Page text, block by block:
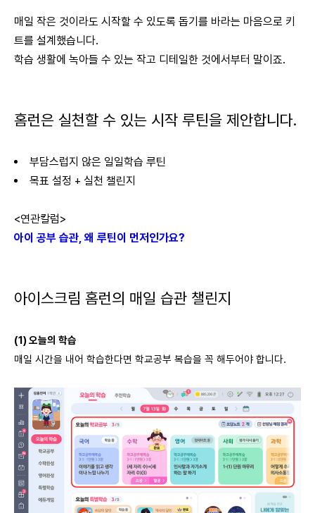
매일 작은 것이라도 시작할 수 있도록 돕기를 바라는 마음으로 키
트를 설계했습니다.
학습 생활에 녹아들 수 있는 작고 디테일한 것에서부터 말이죠.
홈런은 실천할 수 있는 시작 루틴을 제안합니다.
부담스럽지 않은 일일학습 루틴
목표 설정 + 실천 챌린지
<연관칼럼>
아이 공부 습관, 왜 루틴이 먼저인가요?
아이스크림 홈런의 매일 습관 챌린지
(1)오늘의 학습
매일 시간을 내어 학습한다면 학교공부 복습을 꼭 해두어야 합니다.